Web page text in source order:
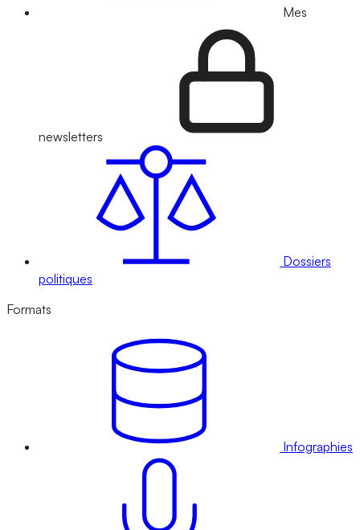
Mes
newsletters
Dossiers
politiques
Formats
Infographies